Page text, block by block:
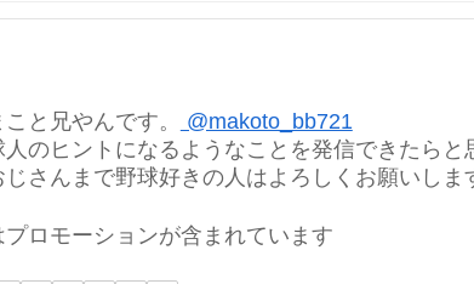
と兄やんです。
@makoto_bb721
のヒントになるようなことを発信できたらと
さんまで野球好きの人はよろしくお願いしま
ロモーションが含まれています